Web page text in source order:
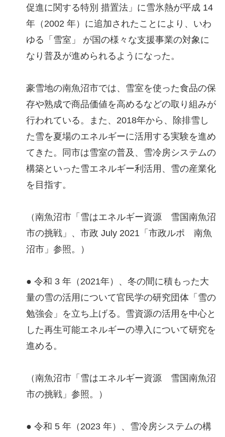
促進に関する特別 措置法」に雪氷熱が平成 14
年（2002 年）に追加されたことにより、いわ
ゆる「雪室」 が国の様々な支援事業の対象に
なり普及が進められるようになった。
豪雪地の南魚沼市では、雪室を使った食品の保
存や熟成で商品価値を高めるなどの取り組みが
行われている。また、2018年から、除排雪し
た雪を夏場のエネルギーに活用する実験を進め
てきた。同市は雪室の普及、雪冷房システムの
構築といった雪エネルギー利活用、雪の産業化
を目指す。
（南魚沼市「雪はエネルギー資源 雪国南魚沼
市の挑戦」、市政 July 2021「市政ルポ 南魚
沼市」参照。）
● 令和 3 年（2021年）、冬の間に積もった大
量の雪の活用について官民学の研究団体「雪の
勉強会」を立ち上げる。雪資源の活用を中心と
した再生可能エネルギーの導入について研究を
進める。
（南魚沼市「雪はエネルギー資源 雪国南魚沼
市の挑戦」参照。）
● 令和 5 年（2023 年）、雪冷房システムの構